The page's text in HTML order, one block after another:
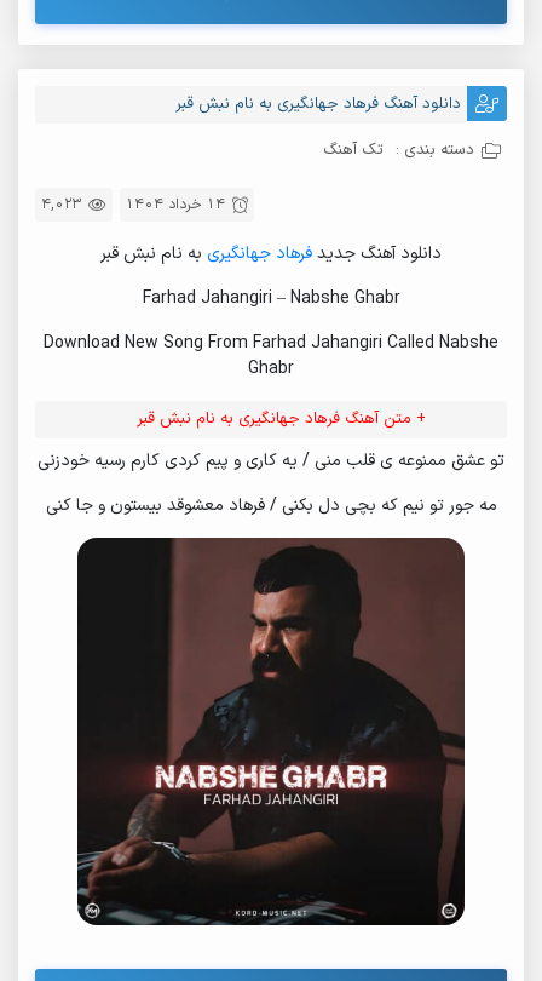
دانلود آهنگ فرهاد جهانگیری به نام نبش قبر
دسته بندی : تک آهنگ
4,023 14 خرداد 1404
دانلود آهنگ جدیدفرهاد جهانگیری به نام نبش قبر
Farhad Jahangiri – Nabshe Ghabr
Download New Song From Farhad Jahangiri Called Nabshe
Ghabr
+ متن آهنگ فرهاد جهانگیری به نام نبش قبر
تو عشق ممنوعه ی قلب منی / یه کاری و پیم کردی کارم رسیه خودزنی
مه جور تو نیم که بچی دل بکنی / فرهاد معشوقد بیستون و جا کنی